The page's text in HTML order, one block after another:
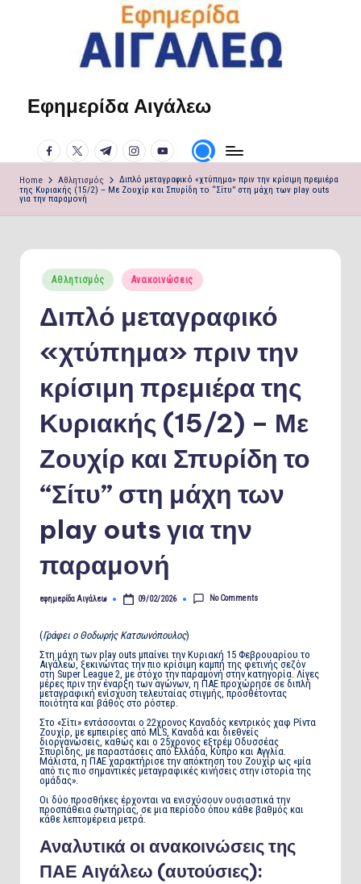
Εφημερίδα Αιγάλεω
φωνή
σου!
facebook.com
twitter.com
t.me instagram.com
youtube.com
Home Αθλητισμός
Διπλό μεταγραφικό «χτύπημα» πριν την κρίσιμη πρεμιέρα
της Κυριακής (15/2) – Με Ζουχίρ και Σπυρίδη το “Σίτυ” στη μάχη των play outs
για την παραμονή
Posted
in
Αθλητισμός Ανακοινώσεις
Διπλό μεταγραφικό
«χτύπημα» πριν την
κρίσιμη πρεμιέρα της
Κυριακής (15/2) – Με
Ζουχίρ και Σπυρίδη το
“Σίτυ” στη μάχη των
play outs για την
παραμονή
Posted
εφημερίδα Αιγάλεω 09/02/2026 No Comments
(Γράφει ο Θοδωρής Κατσωνόπουλος)
Στη μάχη των play outs μπαίνει την Κυριακή 15 Φεβρουαρίου το
Αιγάλεω, ξεκινώντας την πιο κρίσιμη καμπή της φετινής σεζόν
στη Super League 2, με στόχο την παραμονή στην κατηγορία. Λίγες
μέρες πριν την έναρξη των αγώνων, η ΠΑΕ προχώρησε σε διπλή
μεταγραφική ενίσχυση τελευταίας στιγμής, προσθέτοντας
ποιότητα και βάθος στο ρόστερ.
Στο «Σίτι» εντάσσονται ο 22χρονος Καναδός κεντρικός χαφ Ρίντα
Ζουχίρ, με εμπειρίες από MLS, Καναδά και διεθνείς
διοργανώσεις, καθώς και ο 25χρονος εξτρέμ Οδυσσέας
Σπυρίδης, με παραστάσεις από Ελλάδα, Κύπρο και Αγγλία.
Μάλιστα, η ΠΑΕ χαρακτήρισε την απόκτηση του Ζουχίρ ως «μία
από τις πιο σημαντικές μεταγραφικές κινήσεις στην ιστορία της
ομάδας».
Οι δύο προσθήκες έρχονται να ενισχύσουν ουσιαστικά την
προσπάθεια σωτηρίας, σε μια περίοδο όπου κάθε βαθμός και
κάθε λεπτομέρεια μετρά.
Αναλυτικά οι ανακοινώσεις της
ΠΑΕ Αιγάλεω (αυτούσιες):